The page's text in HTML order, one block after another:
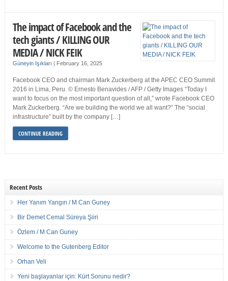
The impact of Facebook and the
tech giants / KILLING OUR
MEDIA / NICK FEIK
Güneyin Işıkları | February 16, 2025
Facebook CEO and chairman Mark Zuckerberg at the APEC CEO Summit
2016 in Lima, Peru. © Ernesto Benavides / AFP / Getty Images “Today I
want to focus on the most important question of all,” wrote Facebook CEO
Mark Zuckerberg. “Are we building the world we all want?” The “social
infrastructure” built by the company […]
CONTINUE READING
Recent Posts
Her Yanım Yangın / M Can Guney
Bir Demet Cemal Süreya Şiiri
Özlem / M Can Guney
Welcome to the Gutenberg Editor
Orhan Veli
Yeni başlayanlar için: Kürt Sorunu nedir?